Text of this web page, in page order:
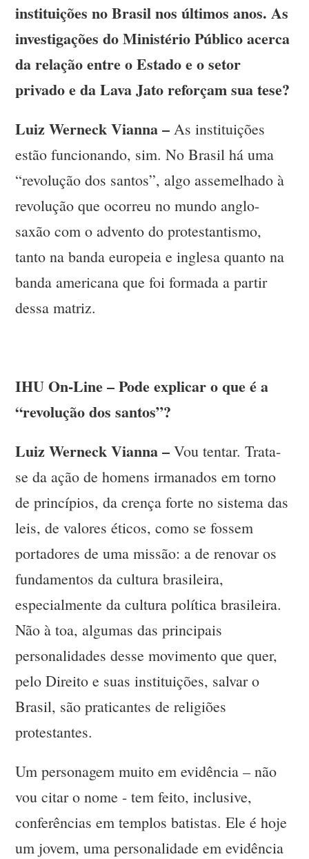
instituições no Brasil nos últimos anos. As
investigações do Ministério Público acerca
da relação entre o Estado e o setor
privado e da Lava Jato reforçam sua tese?
Luiz Werneck Vianna –As instituições
estão funcionando, sim. No Brasil há uma
“revolução dos santos”, algo assemelhado à
revolução que ocorreu no mundo anglo-
saxão com o advento do protestantismo,
tanto na banda europeia e inglesa quanto na
banda americana que foi formada a partir
dessa matriz.
IHU On-Line – Pode explicar o que é a
“revolução dos santos”?
Luiz Werneck Vianna –Vou tentar. Trata-
se da ação de homens irmanados em torno
de princípios, da crença forte no sistema das
leis, de valores éticos, como se fossem
portadores de uma missão: a de renovar os
fundamentos da cultura brasileira,
especialmente da cultura política brasileira.
Não à toa, algumas das principais
personalidades desse movimento que quer,
pelo Direito e suas instituições, salvar o
Brasil, são praticantes de religiões
protestantes.
Um personagem muito em evidência – não
vou citar o nome - tem feito, inclusive,
conferências em templos batistas. Ele é hoje
um jovem, uma personalidade em evidência